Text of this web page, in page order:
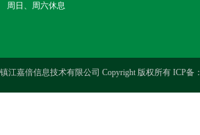
周日、周六休息
镇江嘉倍信息技术有限公司 Copyright 版权所有 ICP备：